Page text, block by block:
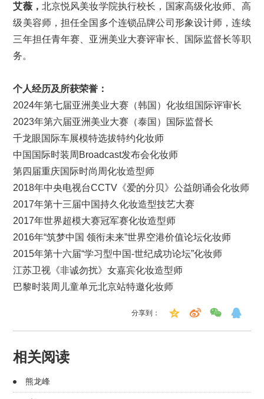
艾薇， 北京悦风美妆学院执行校长，国家高级化妆师、高
级美容师，担任全国多个连锁品牌公司形象设计师，连续
三年担任青年赛、亚洲美业大赛评审长、国际监督长等职
务。
个人经历及所获荣誉：
2024年第七届亚洲美业大赛（韩国）化妆组国际评审长
2023年第六届亚洲美业大赛（泰国）国际监督长
千龙眼国际车展模特选拔特约化妆师
中国国际时装周Broadcast发布会化妆师
第四届重庆国际时尚周化妆造型师
2018年中央电视台CCTV《爱的分贝》公益朗诵会化妆师
2017年第十三届中国持久化妆造型技艺大赛
2017年世界超模大赛冠军赛化妆造型师
2016年“筑梦中国 领衔未来”世界空港价值论坛化妆师
2015年第十六届“学习型中国-世纪成功论坛”化妆师
江苏卫视《非诚勿扰》女嘉宾化妆造型师
巴黎时装周儿童单元北京站特邀化妆师
分享到：
相关阅读
熊龙峰